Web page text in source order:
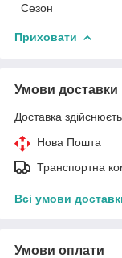
Сезон
Приховати
Умови доставки
Доставка
Нова Пошта
Транспортна
Всі умови
Умови оплати